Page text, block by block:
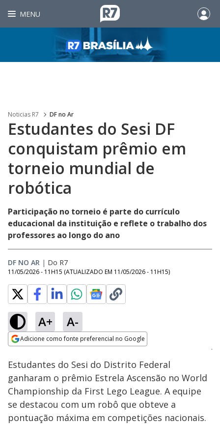
MENU
Noticias R7 DF no Ar
Estudantes do Sesi DF
conquistam prêmio em
torneio mundial de
robótica
Participação no torneio é parte do currículo
educacional da instituição e reflete o trabalho dos
professores ao longo do ano
DF NO AR | Do R7
11/05/2026 - 11H15 (ATUALIZADO EM 11/05/2026 - 11H15)
A+ A-
Adicione como fonte preferencial no Google
Ativar
Loaded
27.63%
Estudantes do Sesi do Distrito Federal
ganharam o prêmio Estrela Ascensão no World
Championship da First Lego League. A equipe
se destacou com um robô que obteve a
pontuação máxima em competições nacionais.